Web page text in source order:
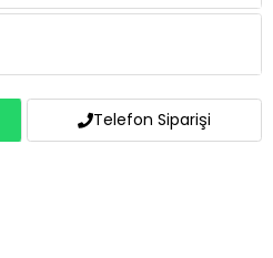
Telefon Siparişi